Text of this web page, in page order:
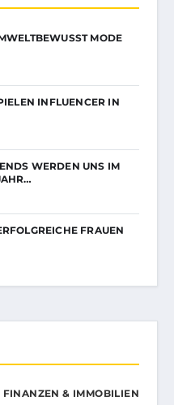
MODE
INFLUENCER IN
WERDEN UNS IM
FRAUEN
FINANZEN & IMMOBILIEN